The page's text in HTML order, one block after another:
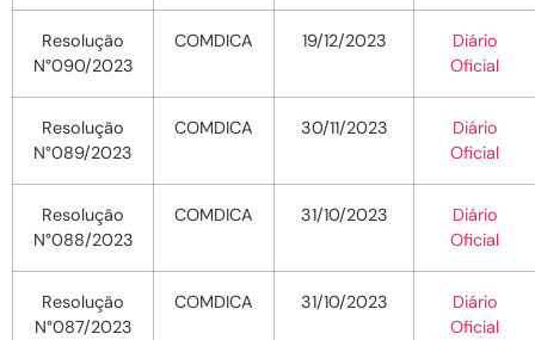
Resolução
N°090/2023
COMDICA 19/12/2023
Diário
Oficial
Resolução
N°089/2023
COMDICA 30/11/2023
Diário
Oficial
Resolução
N°088/2023
COMDICA 31/10/2023
Diário
Oficial
Resolução
N°087/2023
COMDICA 31/10/2023
Diário
Oficial